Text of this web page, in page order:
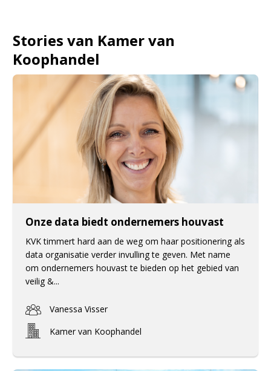
Stories van Kamer van
Koophandel
Onze data biedt ondernemers houvast
KVK timmert hard aan de weg om haar positionering als
data organisatie verder invulling te geven. Met name
om ondernemers houvast te bieden op het gebied van
veilig &...
Vanessa Visser
Kamer van Koophandel